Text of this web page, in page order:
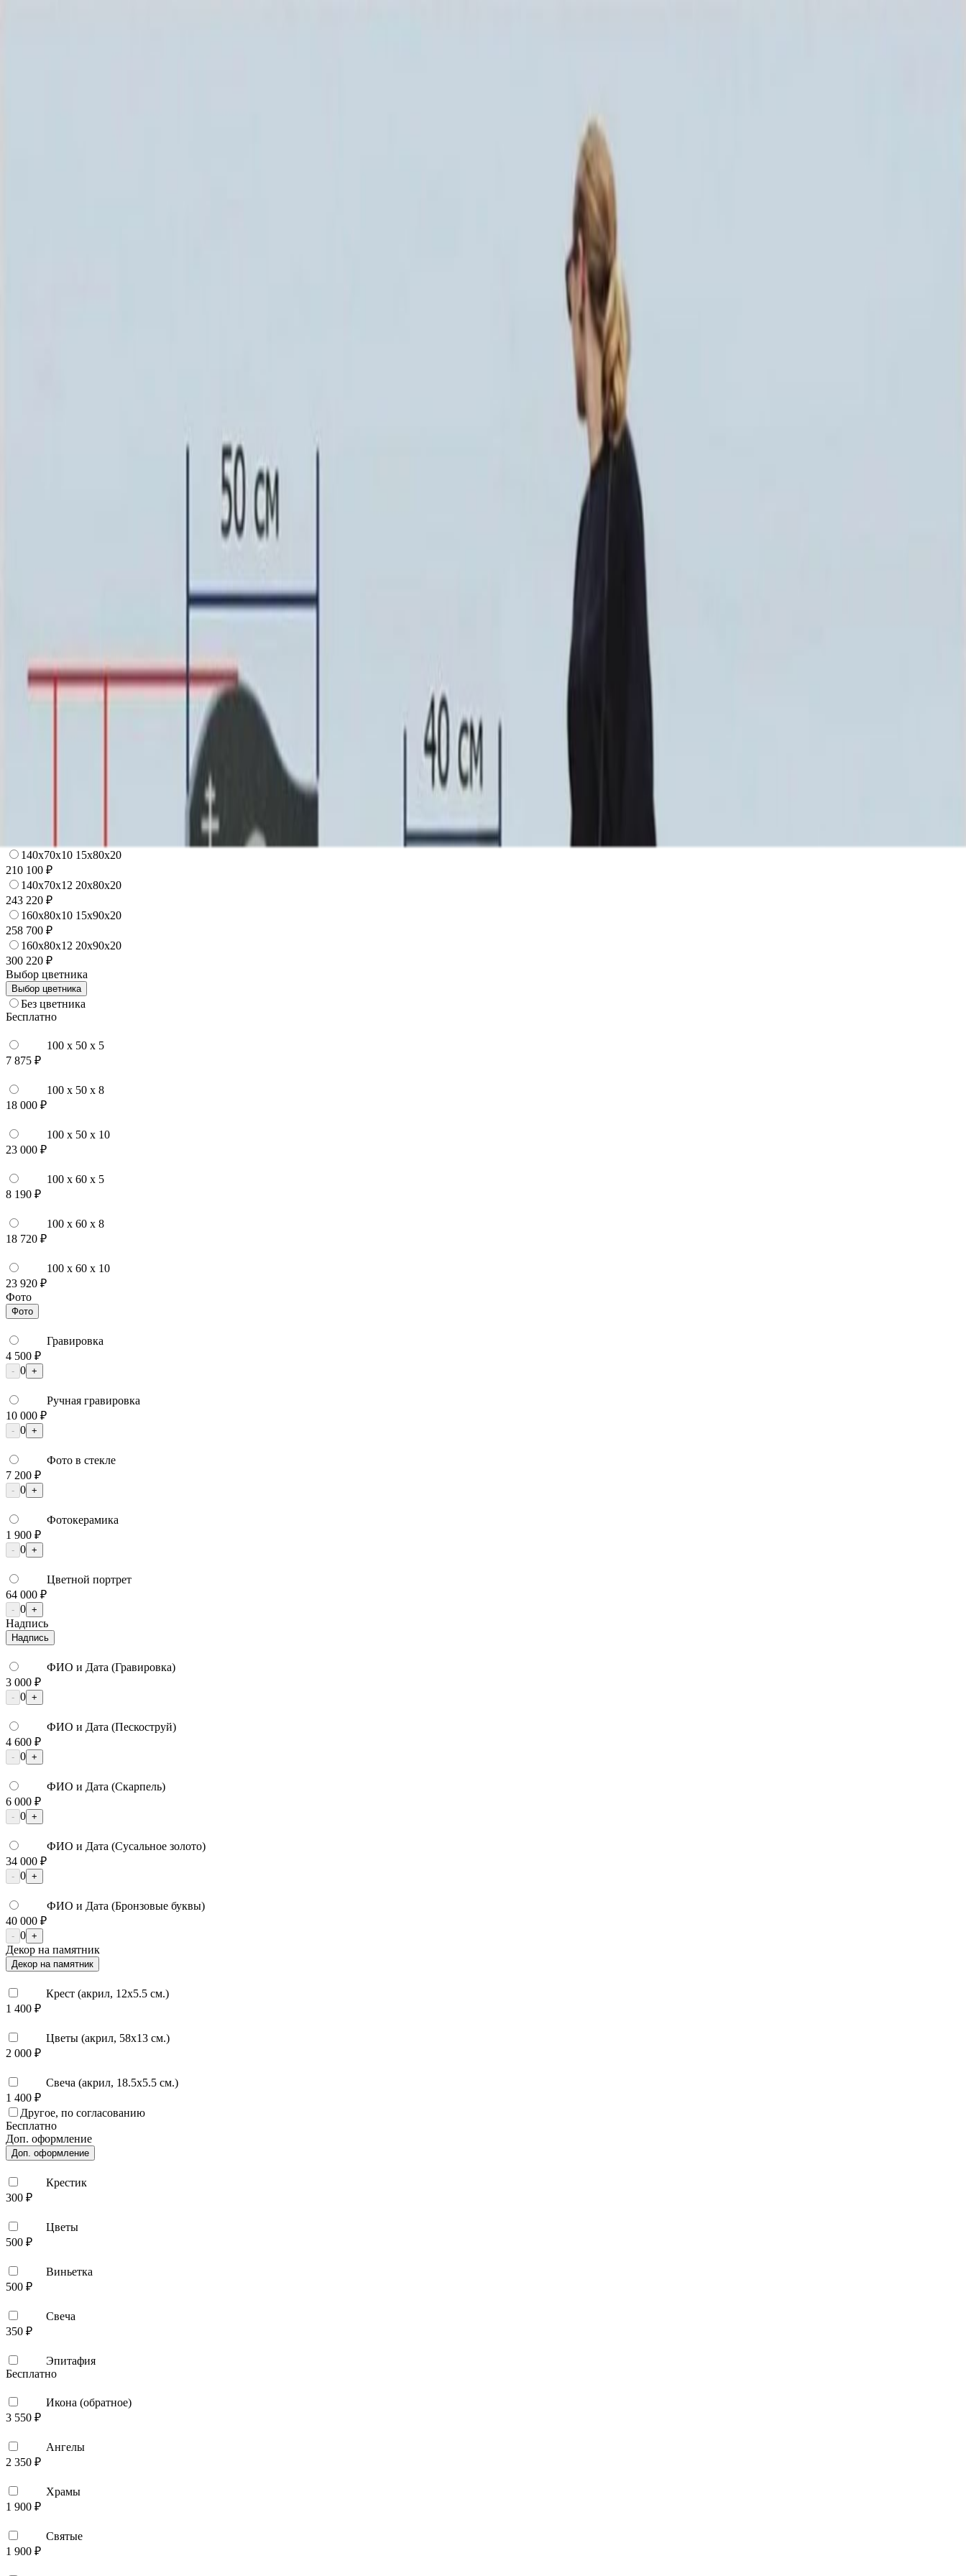
Размеры стелы и тумбы вертикальные
100x50x10 15x60x20
127 100 ₽
140x70x10 15x80x20
210 100 ₽
140x70x12 20x80x20
243 220 ₽
160x80x10 15x90x20
258 700 ₽
160x80x12 20x90x20
300 220 ₽
Выбор цветника
Выбор цветника
Без цветника
Бесплатно
100 x 50 x 5
7 875 ₽
100 x 50 x 8
18 000 ₽
100 x 50 x 10
23 000 ₽
100 x 60 x 5
8 190 ₽
100 x 60 x 8
18 720 ₽
100 x 60 x 10
23 920 ₽
Фото
Фото
Гравировка
4 500 ₽
- 0 +
Ручная гравировка
10 000 ₽
- 0 +
Фото в стекле
7 200 ₽
- 0 +
Фотокерамика
1 900 ₽
- 0 +
Цветной портрет
64 000 ₽
- 0 +
Надпись
Надпись
ФИО и Дата (Гравировка)
3 000 ₽
- 0 +
ФИО и Дата (Пескоструй)
4 600 ₽
- 0 +
ФИО и Дата (Скарпель)
6 000 ₽
- 0 +
ФИО и Дата (Сусальное золото)
34 000 ₽
- 0 +
ФИО и Дата (Бронзовые буквы)
40 000 ₽
- 0 +
Декор на памятник
Декор на памятник
Крест (акрил, 12х5.5 см.)
1 400 ₽
Цветы (акрил, 58х13 см.)
2 000 ₽
Свеча (акрил, 18.5х5.5 см.)
1 400 ₽
Другое, по согласованию
Бесплатно
Доп. оформление
Доп. оформление
Крестик
300 ₽
Цветы
500 ₽
Виньетка
500 ₽
Свеча
350 ₽
Эпитафия
Бесплатно
Икона (обратное)
3 550 ₽
Ангелы
2 350 ₽
Храмы
1 900 ₽
Святые
1 900 ₽